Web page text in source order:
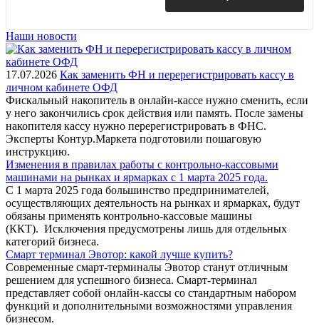
Наши новости
17.07.2026 Как заменить ФН и перерегистрировать кассу в
личном кабинете ОФД
Фискальный накопитель в онлайн-кассе нужно сменить, если
у него закончились срок действия или память. После замены
накопителя кассу нужно перерегистрировать в ФНС.
Эксперты Контур.Маркета подготовили пошаговую
инструкцию.
Изменения в правилах работы с контрольно-кассовыми
машинами на рынках и ярмарках с 1 марта 2025 года.
С 1 марта 2025 года большинство предпринимателей,
осуществляющих деятельность на рынках и ярмарках, будут
обязаны применять контрольно-кассовые машины
(ККТ). Исключения предусмотрены лишь для отдельных
категорий бизнеса.
Смарт терминал Эвотор: какой лучше купить?
Современные смарт-терминалы Эвотор станут отличным
решением для успешного бизнеса. Смарт-терминал
представляет собой онлайн-кассы со стандартным набором
функций и дополнительными возможностями управления
бизнесом.